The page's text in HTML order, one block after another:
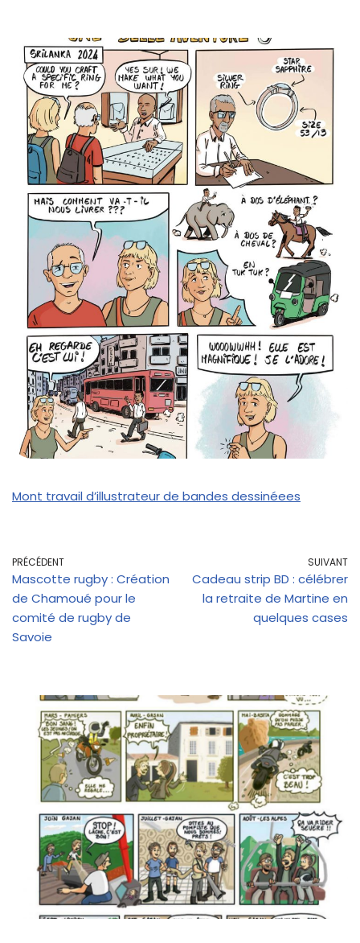
Mont travail d’illustrateur de bandes dessinéees
PRÉCÉDENT
Mascotte rugby : Création
de Chamoué pour le
comité de rugby de
Savoie
SUIVANT
Cadeau strip BD : célébrer
la retraite de Martine en
quelques cases